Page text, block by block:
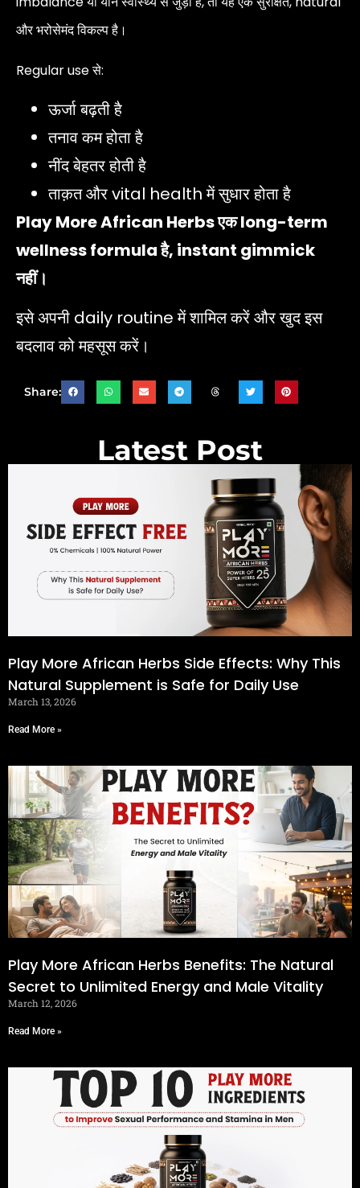
और भरोसेमंद विकल्प है।
Regular use से:
ऊर्जा बढ़ती है
तनाव कम होता है
नींद बेहतर होती है
ताक़त और vital health में सुधार होता है
Play More African Herbs एक long-term
wellness formula है, instant gimmick
नहीं।
इसे अपनी daily routine में शामिल करें और खुद इस
बदलाव को महसूस करें।
Share:
Latest Post
Play More African Herbs Side Effects: Why This
Natural Supplement is Safe for Daily Use
March 13, 2026
Read More »
Play More African Herbs Benefits: The Natural
Secret to Unlimited Energy and Male Vitality
March 12, 2026
Read More »